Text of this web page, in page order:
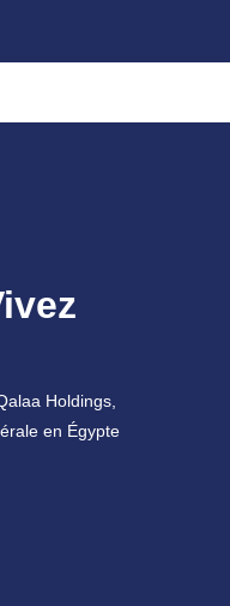
Holdings,
en Égypte